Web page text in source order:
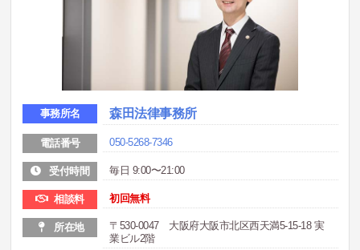
事務所名 森田法律事務所
電話番号 050-5268-7346
受付時間 毎日 9:00〜21:00
相談料 初回無料
所在地
〒530-0047 大阪府大阪市北区西天満5-15-18 実
業ビル2階